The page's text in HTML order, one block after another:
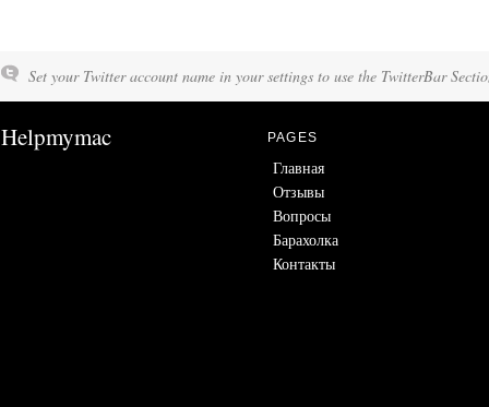
Set your Twitter account name in your settings to use the TwitterBar
Helpmymac PAGES
Главная
Отзывы
Вопросы
Барахолка
Контакты